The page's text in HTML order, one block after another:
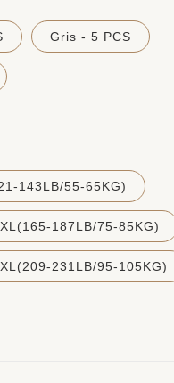
Gris - 5 PCS
143LB/55-65KG)
187LB/75-85KG)
231LB/95-105KG)